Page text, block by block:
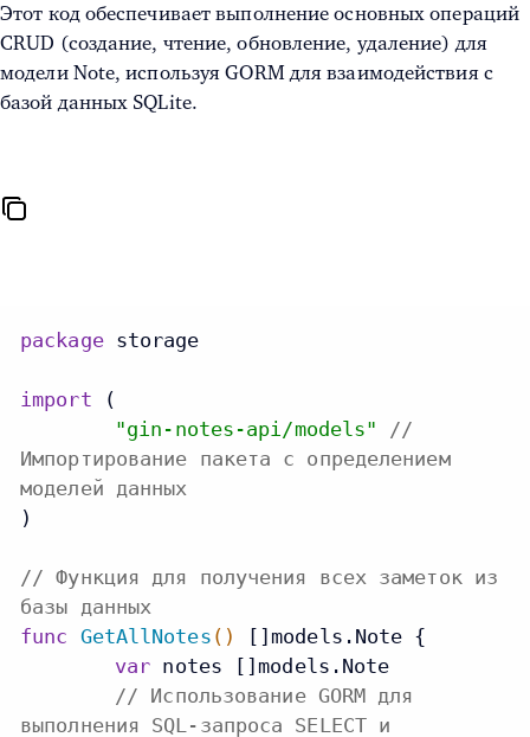
Этот код обеспечивает выполнение основных операций
CRUD (создание, чтение, обновление, удаление) для
модели Note, используя GORM для взаимодействия с
базой данных SQLite.
package storage
import (
"gin-notes-api/models"
//
Импортирование пакета с определением
моделей данных
)
// Функция для получения всех заметок из
базы данных
func GetAllNotes ()
[]models.Note {
var notes []models.Note
// Использование GORM для
выполнения SQL-запроса SELECT и